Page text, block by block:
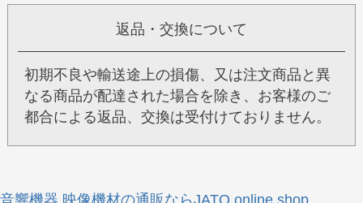
返品・交換について
初期不良や輸送途上の損傷、又は注文商品と異
なる商品が配達された場合を除き、お客様のご
都合による返品、交換は受付けておりません。